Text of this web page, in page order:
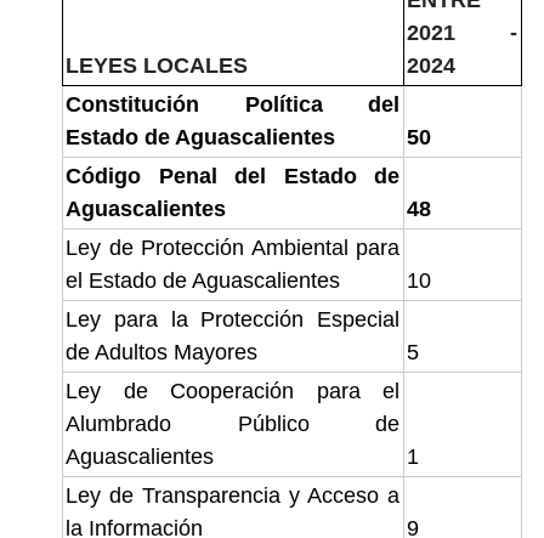
LEYES LOCALES
2021 -
2024
Constitución Política del
Estado de Aguascalientes
50
Código Penal del Estado de
Aguascalientes
48
Ley de Protección Ambiental para
el Estado de Aguascalientes
10
Ley para la Protección Especial
de Adultos Mayores
5
Ley de Cooperación para el
Alumbrado Público de
Aguascalientes
1
Ley de Transparencia y Acceso a
la Información
9